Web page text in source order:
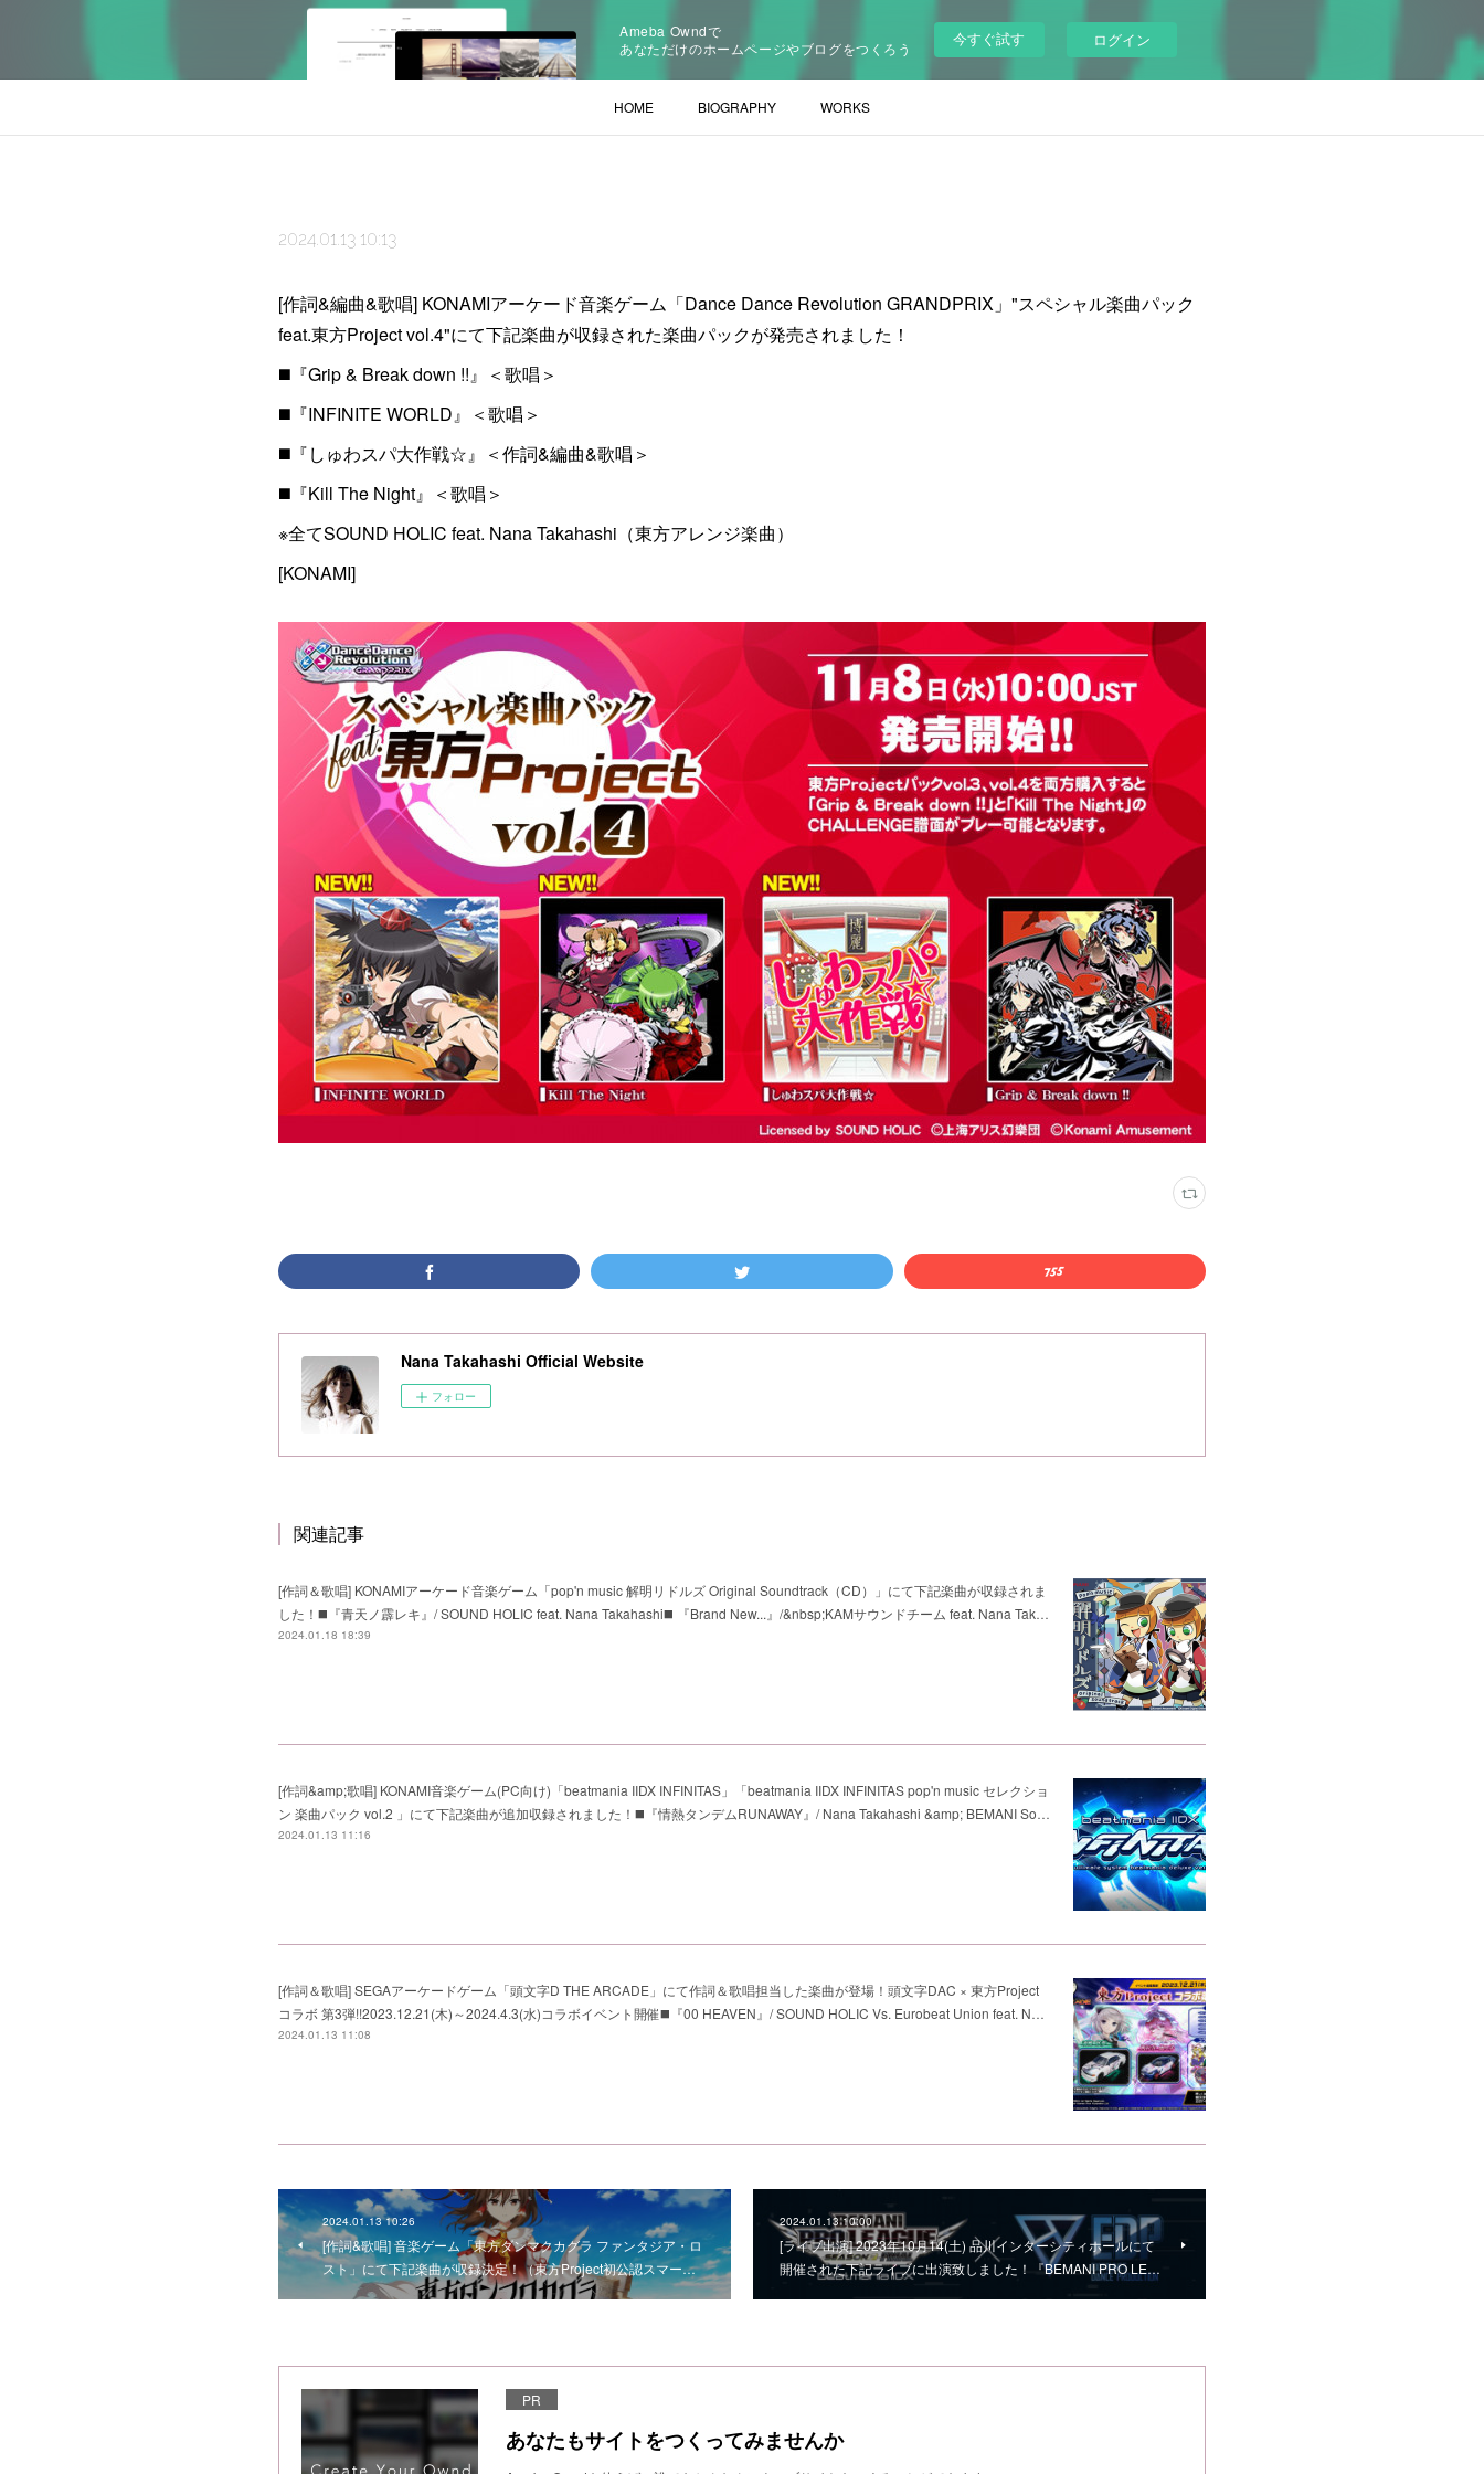
Ameba Owndで
あなただけのホームページやブログをつくろう
今すぐ試す ログイン
HOME BIOGRAPHY WORKS
2024.01.13 10:13
[作詞&編曲&歌唱] KONAMIアーケード音楽ゲーム「Dance Dance Revolution GRANDPRIX」"スペシャル楽曲パック
feat.東方Project vol.4"にて下記楽曲が収録された楽曲パックが発売されました！
◼️『Grip & Break down !!』＜歌唱＞
◼️『INFINITE WORLD』＜歌唱＞
◼️『しゅわスパ大作戦☆』＜作詞&編曲&歌唱＞
◼️『Kill The Night』＜歌唱＞
※全てSOUND HOLIC feat. Nana Takahashi（東方アレンジ楽曲）
[KONAMI]
Nana Takahashi Official Website
フォロー
関連記事
[作詞＆歌唱] KONAMIアーケード音楽ゲーム「pop'n music 解明リドルズ Original Soundtrack（CD）」にて下記楽曲が収録されま
した！◼️『青天ノ霹レキ』/ SOUND HOLIC feat. Nana Takahashi◼️ 『Brand New...』/&nbsp;KAMサウンドチーム feat. Nana Tak…
2024.01.18 18:39
[作詞&amp;歌唱] KONAMI音楽ゲーム(PC向け)「beatmania IIDX INFINITAS」「beatmania IIDX INFINITAS pop'n music セレクショ
ン 楽曲パック vol.2 」にて下記楽曲が追加収録されました！◼️『情熱タンデムRUNAWAY』/ Nana Takahashi &amp; BEMANI So…
2024.01.13 11:16
[作詞＆歌唱] SEGAアーケードゲーム「頭文字D THE ARCADE」にて作詞＆歌唱担当した楽曲が登場！頭文字DAC × 東方Project
コラボ 第3弾!!2023.12.21(木)～2024.4.3(水)コラボイベント開催◼️『00 HEAVEN』/ SOUND HOLIC Vs. Eurobeat Union feat. N…
2024.01.13 11:08
2024.01.13 10:26
[作詞&歌唱] 音楽ゲーム「東方ダンマクカグラ ファンタジア・ロ
スト」にて下記楽曲が収録決定！（東方Project初公認スマー…
2024.01.13 10:00
[ライブ出演] 2023年10月14(土) 品川インターシティホールにて
開催された下記ライブに出演致しました！『BEMANI PRO LE…
PR
あなたもサイトをつくってみませんか